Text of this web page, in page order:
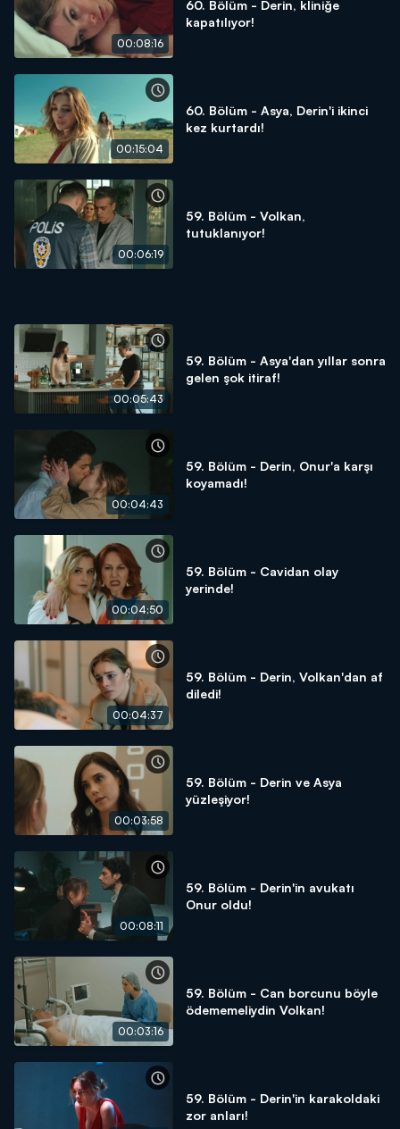
00:08:16
60. Bölüm - Derin, kliniğe
kapatılıyor!
00:15:04
60. Bölüm - Asya, Derin'i ikinci
kez kurtardı!
00:06:19
59. Bölüm - Volkan,
tutuklanıyor!
00:05:43
59. Bölüm - Asya'dan yıllar sonra
gelen şok itiraf!
00:04:43
59. Bölüm - Derin, Onur'a karşı
koyamadı!
00:04:50
59. Bölüm - Cavidan olay
yerinde!
00:04:37
59. Bölüm - Derin, Volkan'dan af
diledi!
00:03:58
59. Bölüm - Derin ve Asya
yüzleşiyor!
00:08:11
59. Bölüm - Derin'in avukatı
Onur oldu!
00:03:16
59. Bölüm - Can borcunu böyle
ödememeliydin Volkan!
59. Bölüm - Derin'in karakoldaki
zor anları!